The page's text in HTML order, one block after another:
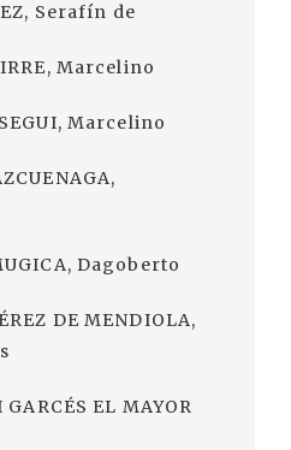
Serafín de
Marcelino
Marcelino
Dagoberto
DE MENDIOLA,
EL MAYOR